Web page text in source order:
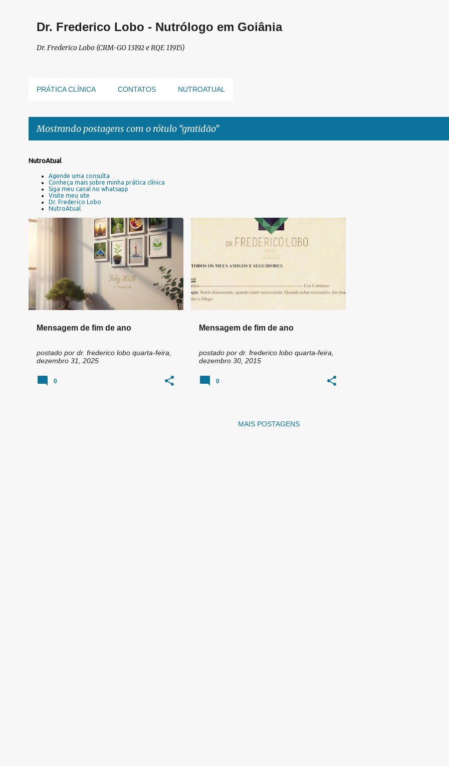
Dr. Frederico Lobo - Nutrólogo em Goiânia
Dr. Frederico Lobo (CRM-GO 13192 e RQE 11915)
PRÁTICA CLÍNICA CONTATOS NUTROATUAL
Mostrando postagens com o rótulo gratidão
P
e
NutroAtual
Agende uma consulta
Conheça mais sobre minha prática clínica
Siga meu canal no whatsapp
Visite meu site
Dr. Frederico Lobo
NutroAtual
Mensagem de fim de ano
postado por dr. frederico lobo quarta-feira,
dezembro 31, 2025
+4
0
Mensagem de fim de ano
postado por dr. frederico lobo quarta-feira,
dezembro 30, 2015
0
MAIS POSTAGENS